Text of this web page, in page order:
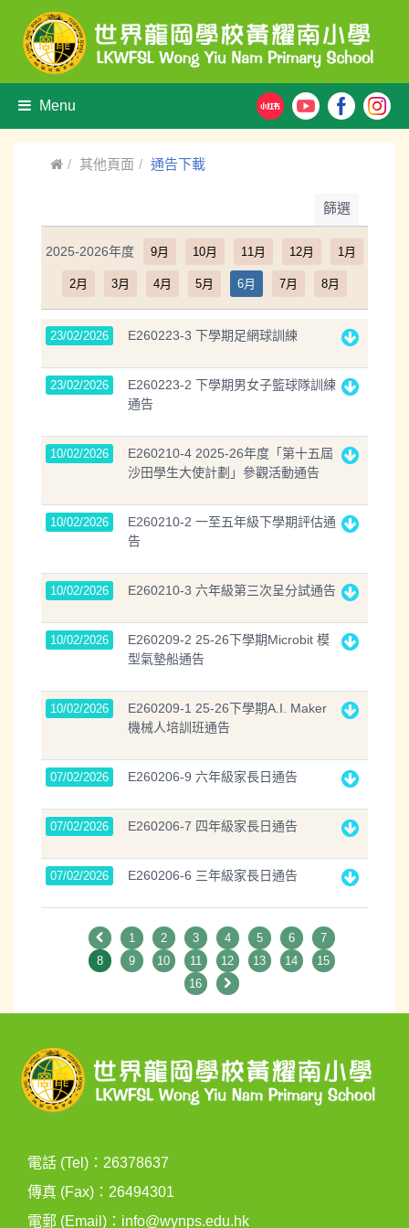
Menu
其他頁面 通告下載
篩選
2025-2026年度 9月 10月 11月 12月 1月
2月 3月 4月 5月 6月 7月 8月
23/02/2026 E260223-3 下學期足網球訓練
23/02/2026
E260223-2 下學期男女子籃球隊訓練
通告
10/02/2026
E260210-4 2025-26年度「第十五屆
沙田學生大使計劃」參觀活動通告
10/02/2026
E260210-2 一至五年級下學期評估通
告
10/02/2026 E260210-3 六年級第三次呈分試通告
10/02/2026
E260209-2 25-26下學期Microbit 模
型氣墊船通告
10/02/2026
E260209-1 25-26下學期A.I. Maker
機械人培訓班通告
07/02/2026 E260206-9 六年級家長日通告
07/02/2026 E260206-7 四年級家長日通告
07/02/2026 E260206-6 三年級家長日通告
1 2 3 4 5 6
7
8
9 10 11 12 13 14
15
16
電話 (Tel)：26378637
傳真 (Fax)：26494301
電郵 (Email)： info@wynps.edu.hk